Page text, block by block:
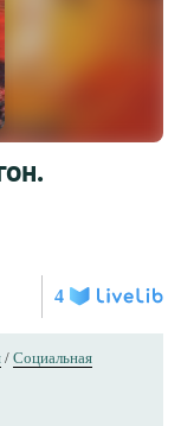
4
/ Социальная